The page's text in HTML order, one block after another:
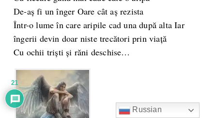
De-aș fi un înger Oare cât aș rezista
Într-o lume în care aripile cad una după alta Iar
îngerii devin doar niste trecători prin viață
Cu ochii triști și răni deschise…
Russian
21